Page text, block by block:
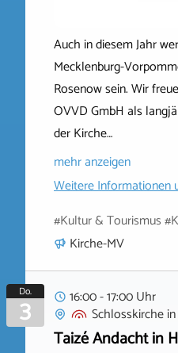
Auch in diesem Jahr
Mecklenburg-
Rosenow sein. Wir
OVVD GmbH als
der Kirche…
mehr anzeigen
Weitere Informationen
#Kultur & Tourismus
Kirche-MV
Do.
3
16:00 - 17:00 Uhr
Schlosskirchein
Taizé Andacht in